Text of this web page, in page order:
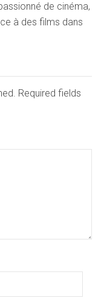
de cinéma,
à des films dans
Required fields